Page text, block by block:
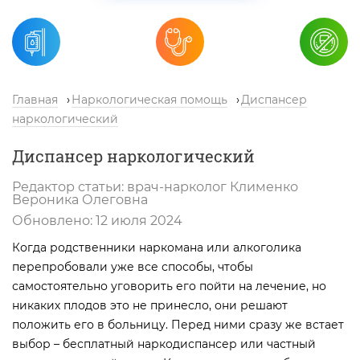
Главная Наркологическая помощь
Диспансер
наркологический
Диспансер наркологический
Редактор статьи: врач-нарколог Клименко
Вероника Олеговна
Обновлено: 12 июля 2024
Когда родственники наркомана или алкоголика
перепробовали уже все способы, чтобы
самостоятельно уговорить его пойти на лечение, но
никаких плодов это не принесло, они решают
положить его в больницу. Перед ними сразу же встает
выбор – бесплатный наркодиспансер или частный